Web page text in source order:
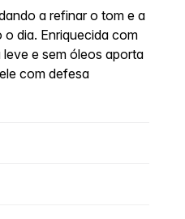
a refinar o tom e a
dia. Enriquecida com
leve e sem óleos aporta
com defesa